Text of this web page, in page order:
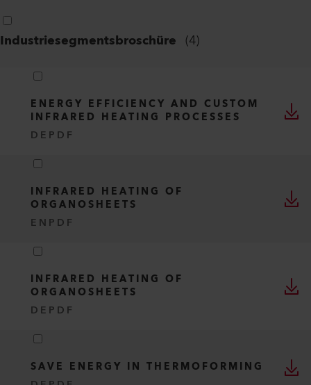
Industriesegmentsbroschüre (4)
ENERGY EFFICIENCY AND CUSTOM
INFRARED HEATING PROCESSES
DE PDF
INFRARED HEATING OF
ORGANOSHEETS
EN PDF
INFRARED HEATING OF
ORGANOSHEETS
DE PDF
SAVE ENERGY IN THERMOFORMING